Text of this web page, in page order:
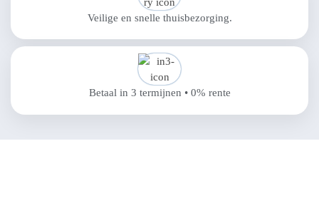
Veilige en snelle thuisbezorging.
Betaal in 3 termijnen • 0% rente